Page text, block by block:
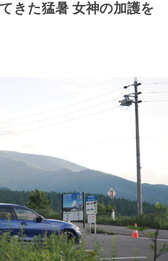
きた猛暑 女神の加護を